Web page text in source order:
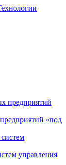
«под
управления